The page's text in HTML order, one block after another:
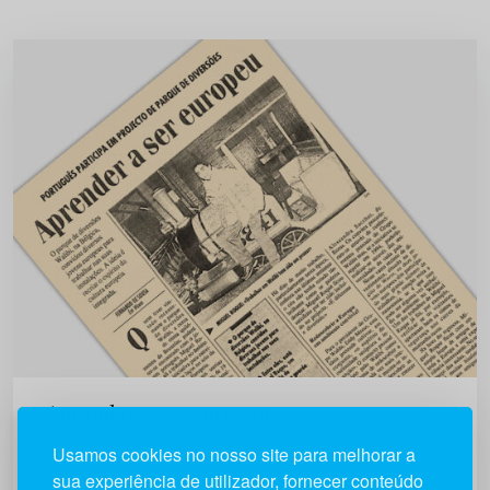
Usamos cookies no nosso site para melhorar a
sua experiência de utilizador, fornecer conteúdo
Aprender a ser europeu
O parque de diversões Walibi, na Bélgica,